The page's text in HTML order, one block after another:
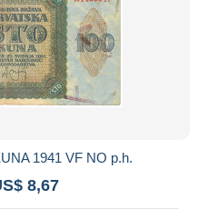
1941 VF NO p.h.
8,67